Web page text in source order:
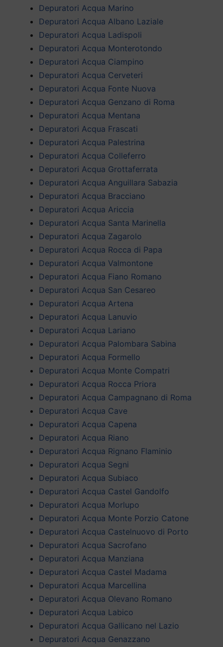
Depuratori Acqua Marino
Depuratori Acqua Albano Laziale
Depuratori Acqua Ladispoli
Depuratori Acqua Monterotondo
Depuratori Acqua Ciampino
Depuratori Acqua Cerveteri
Depuratori Acqua Fonte Nuova
Depuratori Acqua Genzano di Roma
Depuratori Acqua Mentana
Depuratori Acqua Frascati
Depuratori Acqua Palestrina
Depuratori Acqua Colleferro
Depuratori Acqua Grottaferrata
Depuratori Acqua Anguillara Sabazia
Depuratori Acqua Bracciano
Depuratori Acqua Ariccia
Depuratori Acqua Santa Marinella
Depuratori Acqua Zagarolo
Depuratori Acqua Rocca di Papa
Depuratori Acqua Valmontone
Depuratori Acqua Fiano Romano
Depuratori Acqua San Cesareo
Depuratori Acqua Artena
Depuratori Acqua Lanuvio
Depuratori Acqua Lariano
Depuratori Acqua Palombara Sabina
Depuratori Acqua Formello
Depuratori Acqua Monte Compatri
Depuratori Acqua Rocca Priora
Depuratori Acqua Campagnano di Roma
Depuratori Acqua Cave
Depuratori Acqua Capena
Depuratori Acqua Riano
Depuratori Acqua Rignano Flaminio
Depuratori Acqua Segni
Depuratori Acqua Subiaco
Depuratori Acqua Castel Gandolfo
Depuratori Acqua Morlupo
Depuratori Acqua Monte Porzio Catone
Depuratori Acqua Castelnuovo di Porto
Depuratori Acqua Sacrofano
Depuratori Acqua Manziana
Depuratori Acqua Castel Madama
Depuratori Acqua Marcellina
Depuratori Acqua Olevano Romano
Depuratori Acqua Labico
Depuratori Acqua Gallicano nel Lazio
Depuratori Acqua Genazzano